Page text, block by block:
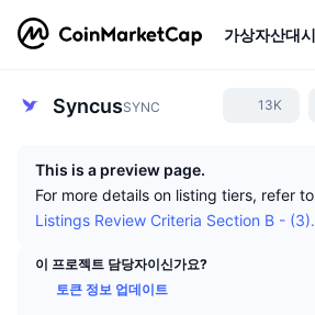
가상자산대
SyncusSYNC 13K
This is a preview page.
For more details on listing tiers, refer to
Listings Review Criteria Section B - (3).
이 프로젝트 담당자이신가요?
토큰 정보 업데이트